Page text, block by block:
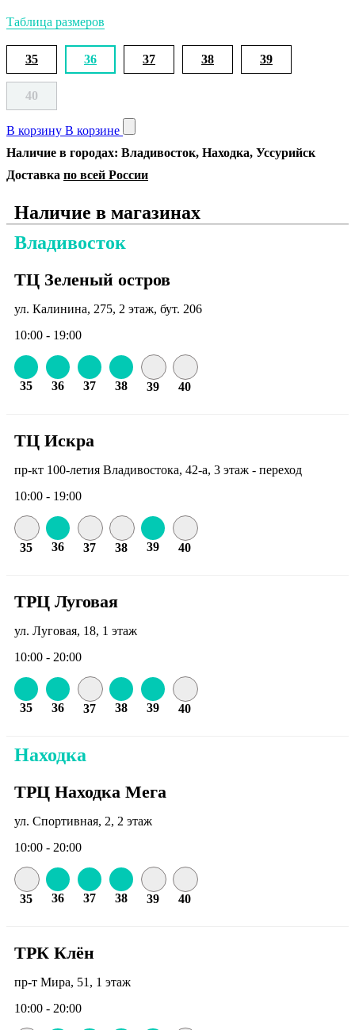
Таблица размеров
35 36 37 38 39
40
В корзину В корзине
Наличие в городах: Владивосток, Находка, Уссурийск
Доставка по всей России
Наличие в магазинах
Владивосток
ТЦ Зеленый остров
ул. Калинина, 275, 2 этаж, бут. 206
10:00 - 19:00
35 36 37 38 39 40
ТЦ Искра
пр-кт 100-летия Владивостока, 42-а, 3 этаж - переход
10:00 - 19:00
35 36 37 38 39 40
ТРЦ Луговая
ул. Луговая, 18, 1 этаж
10:00 - 20:00
35 36 37 38 39 40
Находка
ТРЦ Находка Мега
ул. Спортивная, 2, 2 этаж
10:00 - 20:00
35 36 37 38 39 40
ТРК Клён
пр-т Мира, 51, 1 этаж
10:00 - 20:00